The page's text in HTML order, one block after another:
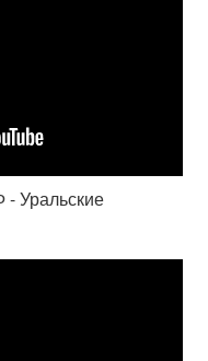
- Уральские